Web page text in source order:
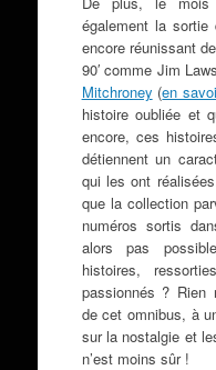
également la
encore réunissant
90′ comme Jim
Mitchroney (en
histoire oubliée et
encore, ces
détiennent un
qui les ont
que la collection
numéros sortis
alors pas
histoires,
passionnés ? Rien
de cet omnibus, à
sur la nostalgie et
n’est moins sûr !